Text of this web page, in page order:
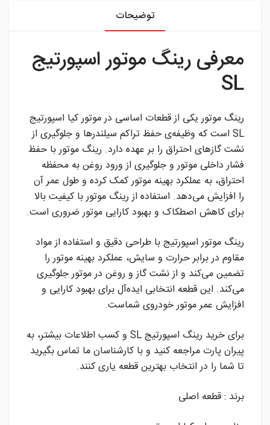
توضیحات
معرفی رینگ موتور اسپورتیج
SL
رینگ موتور یکی از قطعات اساسی در موتور کیا اسپورتیج
SL است که وظیفه‌ی حفظ تراکم سیلندرها و جلوگیری از
نشت گازهای احتراق را بر عهده دارد. رینگ موتور با حفظ
فشار داخلی موتور و جلوگیری از ورود روغن به محفظه
احتراق، به عملکرد بهینه موتور کمک کرده و طول عمر آن
را افزایش می‌دهد. استفاده از رینگ موتور با کیفیت بالا
برای کاهش اصطکاک و بهبود کارایی موتور ضروری است.
رینگ موتور اسپورتیج با طراحی دقیق و استفاده از مواد
مقاوم در برابر حرارت و سایش، عملکرد بهینه موتور را
تضمین می‌کند و از نشت گاز و روغن در موتور جلوگیری
می‌کند. این قطعه انتخابی ایده‌آل برای بهبود کارایی و
افزایش عمر موتور خودروی شماست.
برای خرید رینگ اسپورتیج SL و کسب اطلاعات بیشتر، به
پیران پارت مراجعه کنید و با کارشناسان ما تماس بگیرید
تا شما را در انتخاب بهترین قطعه یاری کنند.
برند : قطعه اصلی